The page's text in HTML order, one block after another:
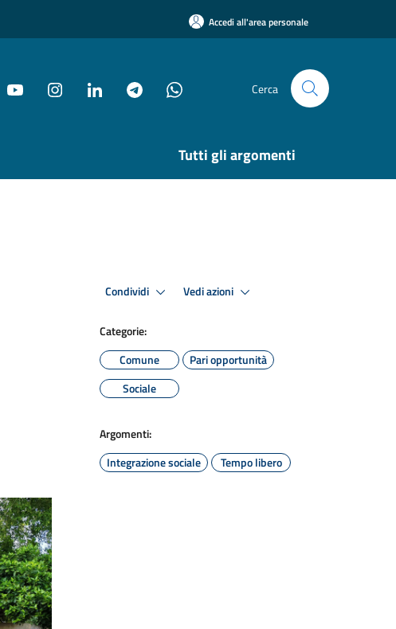
Accedi all'area personale
Cerca
Tutti gli argomenti
Condividi Vedi azioni
Categorie:
Comune
Pari opportunità
Sociale
Argomenti:
Integrazione sociale
Tempo libero